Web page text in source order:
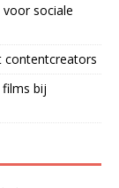
sociale
contentcreators
bij